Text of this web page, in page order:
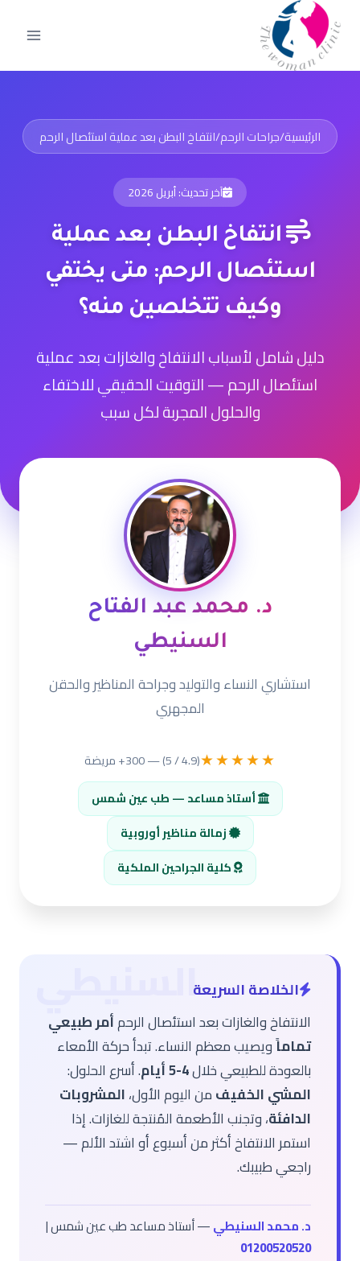
الرئيسية/جراحات الرحم/انتفاخ البطن بعد عملية استئصال الرحم
آخر تحديث: أبريل 2026
انتفاخ البطن بعد عملية
استئصال الرحم: متى يختفي
وكيف تتخلصين منه؟
دليل شامل لأسباب الانتفاخ والغازات بعد عملية
استئصال الرحم — التوقيت الحقيقي للاختفاء
والحلول المجربة لكل سبب
د. محمد عبد الفتاح
السنيطي
استشاري النساء والتوليد وجراحة المناظير والحقن
المجهري
★★★★★(4.9 / 5) — 300+ مريضة
أستاذ مساعد — طب عين شمس
زمالة مناظير أوروبية
كلية الجراحين الملكية
الخلاصة السريعة
الانتفاخ والغازات بعد استئصال الرحمأمر طبيعي
تماماًويصيب معظم النساء. تبدأ حركة الأمعاء
بالعودة للطبيعي خلال4-5 أيام
. أسرع الحلول:
المشي الخفيفمن اليوم الأول،المشروبات
الدافئة، وتجنب الأطعمة المُنتجة للغازات. إذا
استمر الانتفاخ أكثر من أسبوع أو اشتد الألم —
راجعي طبيبك.
د. محمد السنيطي— أستاذ مساعد طب عين شمس |
01200520520